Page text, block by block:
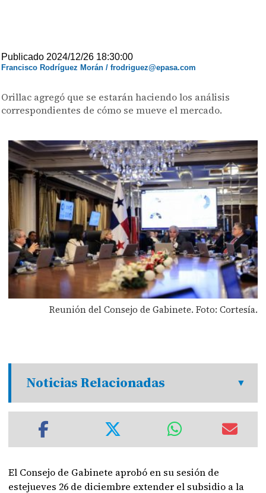
Publicado 2024/12/26 18:30:00
Francisco Rodríguez Morán / frodriguez@epasa.com
Orillac agregó que se estarán haciendo los análisis
correspondientes de cómo se mueve el mercado.
Reunión del Consejo de Gabinete. Foto: Cortesía.
Noticias Relacionadas
El Consejo de Gabinete aprobó en su sesión de
estejueves 26 de diciembre extender el subsidio a la